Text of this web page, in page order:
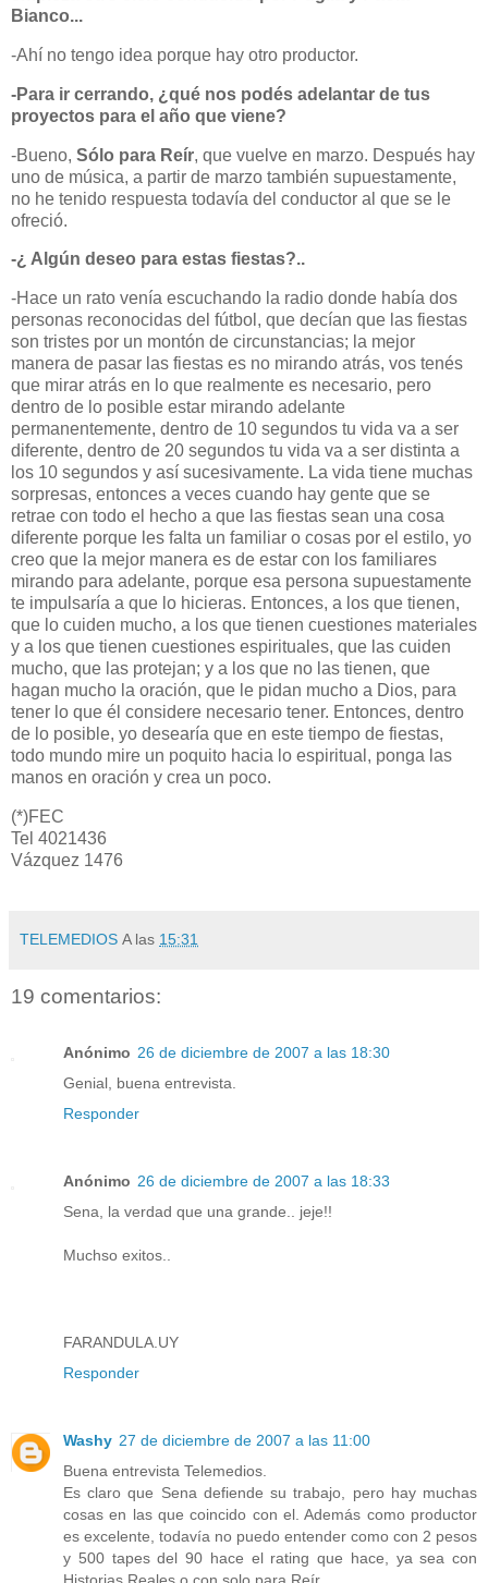
Bianco...
-Ahí no tengo idea porque hay otro productor.
-Para ir cerrando, ¿qué nos podés adelantar de tus
proyectos para el año que viene?
-Bueno, Sólo para Reír, que vuelve en marzo. Después hay
uno de música, a partir de marzo también supuestamente,
no he tenido respuesta todavía del conductor al que se le
ofreció.
-¿ Algún deseo para estas fiestas?..
-Hace un rato venía escuchando la radio donde había dos
personas reconocidas del fútbol, que decían que las fiestas
son tristes por un montón de circunstancias; la mejor
manera de pasar las fiestas es no mirando atrás, vos tenés
que mirar atrás en lo que realmente es necesario, pero
dentro de lo posible estar mirando adelante
permanentemente, dentro de 10 segundos tu vida va a ser
diferente, dentro de 20 segundos tu vida va a ser distinta a
los 10 segundos y así sucesivamente. La vida tiene muchas
sorpresas, entonces a veces cuando hay gente que se
retrae con todo el hecho a que las fiestas sean una cosa
diferente porque les falta un familiar o cosas por el estilo, yo
creo que la mejor manera es de estar con los familiares
mirando para adelante, porque esa persona supuestamente
te impulsaría a que lo hicieras. Entonces, a los que tienen,
que lo cuiden mucho, a los que tienen cuestiones materiales
y a los que tienen cuestiones espirituales, que las cuiden
mucho, que las protejan; y a los que no las tienen, que
hagan mucho la oración, que le pidan mucho a Dios, para
tener lo que él considere necesario tener. Entonces, dentro
de lo posible, yo desearía que en este tiempo de fiestas,
todo mundo mire un poquito hacia lo espiritual, ponga las
manos en oración y crea un poco.
(*)FEC
Tel 4021436
Vázquez 1476
TELEMEDIOS A las 15:31
19 comentarios:
Anónimo 26 de diciembre de 2007 a las 18:30
Genial, buena entrevista.
Responder
Anónimo 26 de diciembre de 2007 a las 18:33
Sena, la verdad que una grande.. jeje!!
Muchso exitos..
FARANDULA.UY
Responder
Washy 27 de diciembre de 2007 a las 11:00
Buena entrevista Telemedios.
Es claro que Sena defiende su trabajo, pero hay muchas
cosas en las que coincido con el. Además como productor
es excelente, todavía no puedo entender como con 2 pesos
y 500 tapes del 90 hace el rating que hace, ya sea con